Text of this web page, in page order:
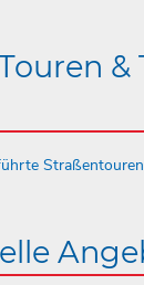
Straßentouren